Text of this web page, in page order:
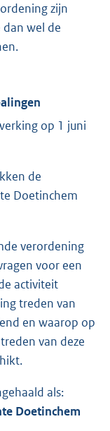
zijn
wel de
op 1 juni
de
Doetinchem
verordening
voor een
activiteit
treden van
en waarop op
van deze
als:
Doetinchem